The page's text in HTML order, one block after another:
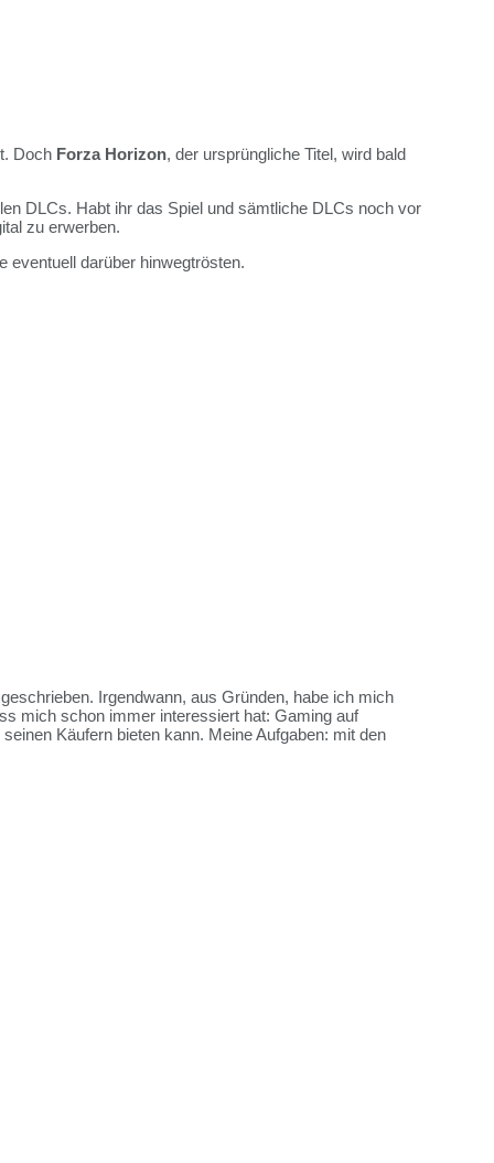
Doch Forza Horizon, der ursprüngliche Titel, wird bald
DLCs. Habt ihr das Spiel und sämtliche DLCs noch vor
zu erwerben.
darüber hinwegtrösten.
Irgendwann, aus Gründen, habe ich mich
mich schon immer interessiert hat: Gaming auf
Käufern bieten kann. Meine Aufgaben: mit den